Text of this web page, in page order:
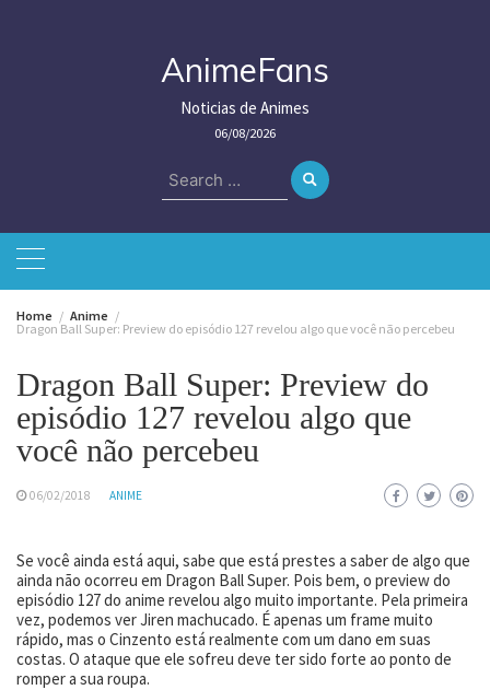
AnimeFans
Noticias de Animes
06/08/2026
Search
for:
Home
Anime
Dragon Ball Super: Preview do episódio 127 revelou algo que você não percebeu
Dragon Ball Super: Preview do
episódio 127 revelou algo que
você não percebeu
06/02/2018 ANIME
Se você ainda está aqui, sabe que está prestes a saber de algo que
ainda não ocorreu em Dragon Ball Super. Pois bem, o preview do
episódio 127 do anime revelou algo muito importante. Pela primeira
vez, podemos ver Jiren machucado. É apenas um frame muito
rápido, mas o Cinzento está realmente com um dano em suas
costas. O ataque que ele sofreu deve ter sido forte ao ponto de
romper a sua roupa.